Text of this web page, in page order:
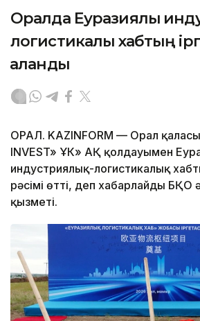
Оралда Еуразиялық
логистикалық хабтың
қаланды
ОРАЛ. KAZINFORM — Орал
INVEST» ҰК» АҚ қолдауымен
индустриялық-логистикалық
рәсімі өтті, деп хабарлайды БҚО
қызметі.